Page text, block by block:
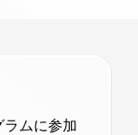
ムに参加